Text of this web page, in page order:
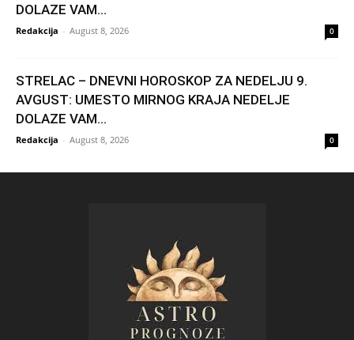
DOLAZE VAM...
Redakcija - August 8, 2026 0
STRELAC – DNEVNI HOROSKOP ZA NEDELJU 9.
AVGUST: UMESTO MIRNOG KRAJA NEDELJE
DOLAZE VAM...
Redakcija - August 8, 2026 0